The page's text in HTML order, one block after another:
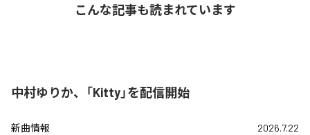
こんな記事も読まれています
中村ゆりか、「Kitty」を配信開始
新曲情報 2026.7.22